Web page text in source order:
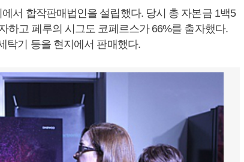
서 합작판매법인을 설립했다. 당시 총 자본금 1백5
하고 페루의 시그도 코페르스가 66%를 출자했다.
탁기 등을 현지에서 판매했다.